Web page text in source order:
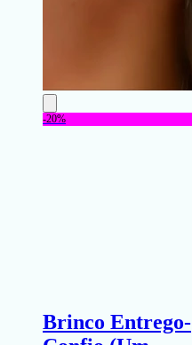
-20%
Brinco Entrego-